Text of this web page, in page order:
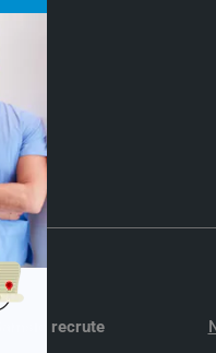
Samsic recrute